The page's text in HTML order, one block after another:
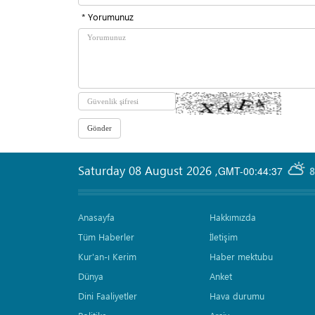
* Yorumunuz
GMT-00:44:37
Saturday 08 August 2026 ,
Anasayfa
Tüm Haberler
Kur'an-ı Kerim
Dünya
Dini Faaliyetler
Hakkımızda
İletişim
Haber mektubu
Anket
Hava durumu